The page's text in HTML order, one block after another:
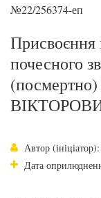
№22/256374-еп
Присвоєння
почесного
Автор
Дата